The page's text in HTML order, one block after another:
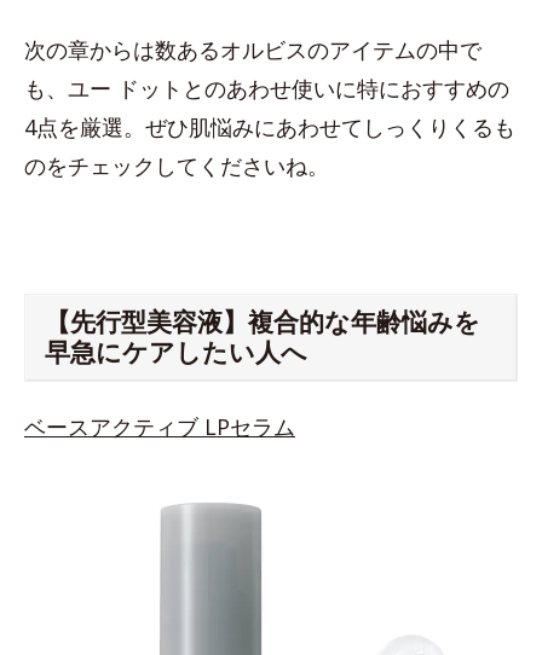
次の章からは数あるオルビスのアイテムの中で
も、ユー ドットとのあわせ使いに特におすすめの
4点を厳選。ぜひ肌悩みにあわせてしっくりくるも
のをチェックしてくださいね。
【先行型美容液】複合的な年齢悩みを
早急にケアしたい人へ
ベースアクティブ LPセラム